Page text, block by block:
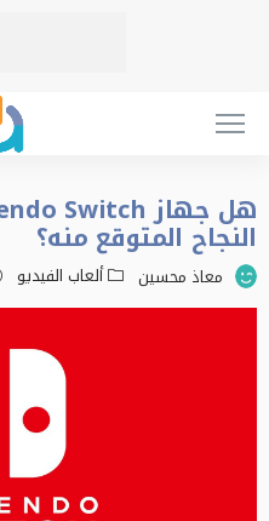
النجاح المتوقع منه؟
معاذ محسين ألعاب الفيديو